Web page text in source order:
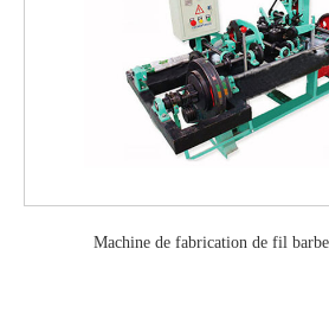
Machine de fabrication de fil